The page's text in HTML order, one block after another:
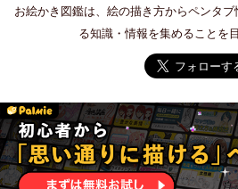
お絵かき図鑑は、絵の描き方からペンタ
る知識・情報を集めることを